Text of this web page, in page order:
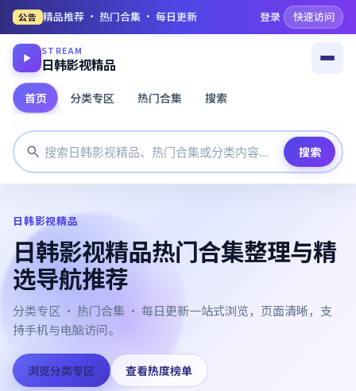
公告 精品推荐 · 热门合集 · 每日更新 登录 快速访问
▶
STREAM
日韩影视精品
首页 分类专区 热门合集 搜索
搜索
日韩影视精品
日韩影视精品热门合集整理与精
选导航推荐
分类专区 · 热门合集 · 每日更新一站式浏览，页面清晰，支
持手机与电脑访问。
浏览分类专区 查看热度榜单